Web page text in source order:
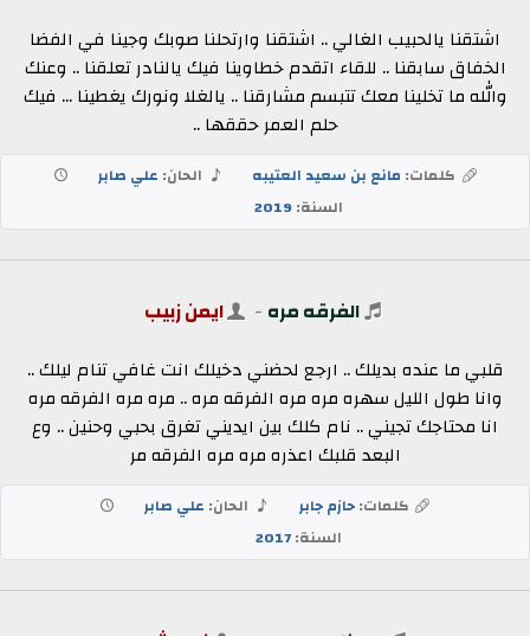
اشتقنا يالحبيب الغالي .. اشتقنا وارتحلنا صوبك وجينا في الفضا
الخفاق سابقنا .. للقاء اتقدم خطاوينا فيك يالنادر تعلقنا .. وعنك
والله ما تخلينا معك تتبسم مشارقنا .. يالغلا ونورك يغطينا ... فيك
حلم العمر حققها ..
كلمات: مانع بن سعيد العتيبه الحان: علي صابر
السنة:2019
الفرقه مره - ايمن زبيب
قلبي ما عنده بديلك .. ارجع لحضني دخيلك انت غافي تنام ليلك ..
وانا طول الليل سهره مره مره الفرقه مره .. مره مره الفرقه مره
انا محتاجك تجيني .. نام كلك بين ايديني تغرق بحبي وحنين .. وع
البعد قلبك اعذره مره مره الفرقه مر
كلمات:حازم جابر الحان: علي صابر
السنة:2017